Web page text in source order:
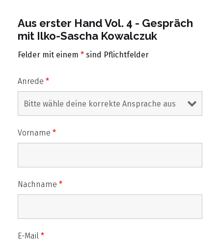
Aus erster Hand Vol. 4 - Gespräch
mit Ilko-Sascha Kowalczuk
Felder mit einem * sind Pflichtfelder
Anrede *
Vorname *
Nachname *
E-Mail *